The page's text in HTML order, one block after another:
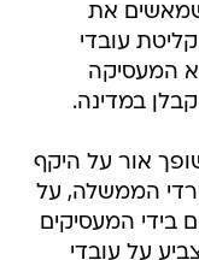
שמאשים את
עובדי
המעסיקה
במדינה.
אור על היקף
הממשלה, על
בידי המעסיקים
על עובדי